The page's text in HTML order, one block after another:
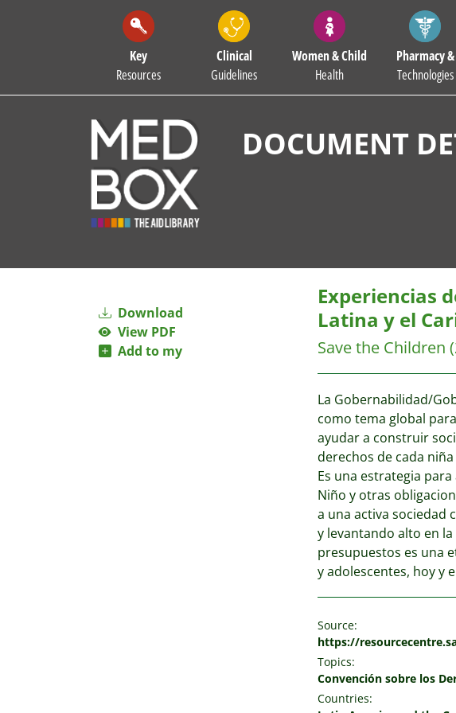
Key
Resources
Clinical
Guidelines
Women & Child
Health
Pharmacy &
Technologies
DOCUMENT
Download
View PDF
Add to my
Experiencias
Latina y el
Save the Children
La Gobernabilidad/
como tema global
ayudar a construir
derechos de cada
Es una estrategia
Niño y otras
a una activa sociedad
y levantando alto en
presupuestos es una
y adolescentes, hoy y
Source:
https://
Topics:
Convención sobre los
Countries: